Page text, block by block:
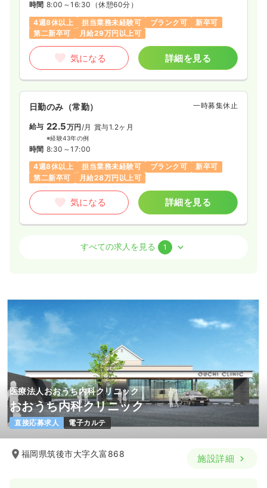
時間 8:00～16:30 （休憩60分）
4週8休以上
担当業務未経験可 ブランク可
新卒可
第二新卒可
月給29万円以上可
気になる 詳細を見る
日勤のみ（常勤） 一時募集休止
給与 22.5万円/月 賞与1.2ヶ月
※経験43年の例
時間 8:30～17:00
4週8休以上
担当業務未経験可 ブランク可
新卒可
第二新卒可
月給28万円以上可
気になる 詳細を見る
正看護師
時間 8:30～17:00
4週8休以上
担当業務未経験可
気になる
すべての求人を見る 1
医療法人おおうち内科クリニック
おおうち内科クリニック
直接応募求人 電子カルテ
福岡県筑後市大字久富868 施設詳細